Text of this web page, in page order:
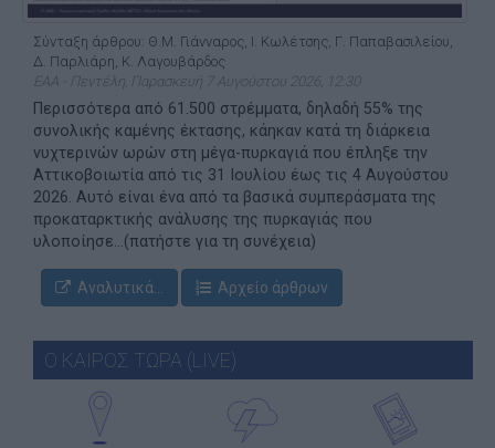
Σύνταξη άρθρου: Θ.Μ. Γιάνναρος, Ι. Κωλέτσης, Γ. Παπαβασιλείου,
Δ. Παρλιάρη, Κ. Λαγουβάρδος
ΕΑΑ - Πεντέλη, Παρασκευή 7 Αυγούστου 2026, 12:30
Περισσότερα από 61.500 στρέμματα, δηλαδή 55% της
συνολικής καμένης έκτασης, κάηκαν κατά τη διάρκεια
νυχτερινών ωρών στη μέγα-πυρκαγιά που έπληξε την
Αττικοβοιωτία από τις 31 Ιουλίου έως τις 4 Αυγούστου
2026. Αυτό είναι ένα από τα βασικά συμπεράσματα της
προκαταρκτικής ανάλυσης της πυρκαγιάς που
υλοποίησε...(πατήστε για τη συνέχεια)
Αναλυτικά... Αρχείο άρθρων
Ο ΚΑΙΡΟΣ ΤΩΡΑ (LIVE)